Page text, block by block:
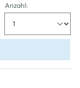
Anzahl: